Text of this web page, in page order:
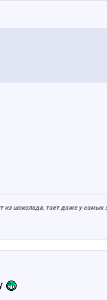
из шоколада, тает даже у